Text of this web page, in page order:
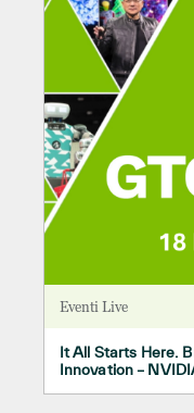
Eventi Live
It All Starts Here.
Innovation –